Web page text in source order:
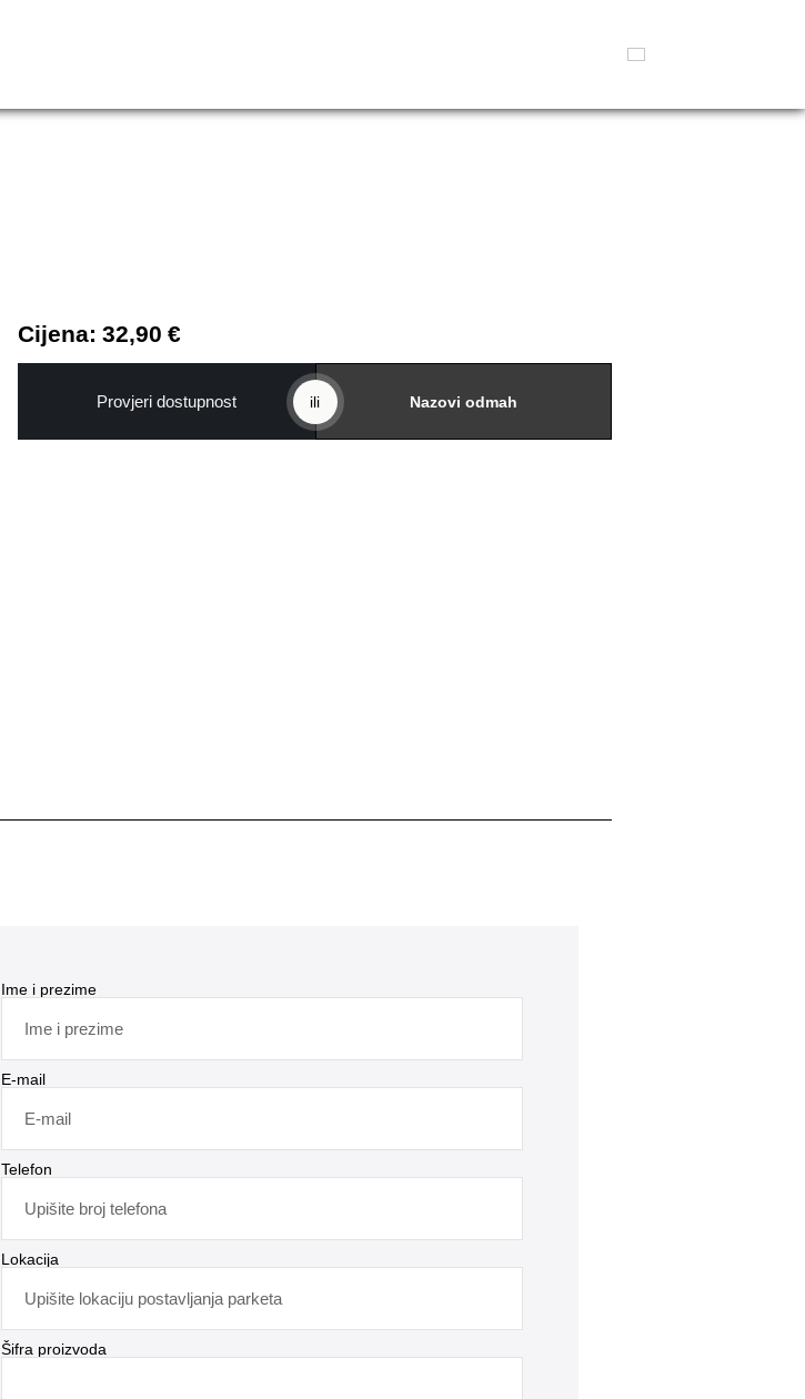
Cijena: 32,90 €
Provjeri dostupnost ili Nazovi odmah
Ime i prezime
E-mail
Telefon
Lokacija
Šifra proizvoda